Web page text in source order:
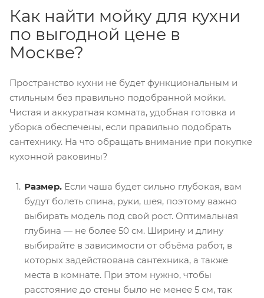
Как найти мойку для кухни
по выгодной цене в
Москве?
Пространство кухни не будет функциональным и
стильным без правильно подобранной мойки.
Чистая и аккуратная комната, удобная готовка и
уборка обеспечены, если правильно подобрать
сантехнику. На что обращать внимание при покупке
кухонной раковины?
Размер. Если чаша будет сильно глубокая, вам
будут болеть спина, руки, шея, поэтому важно
выбирать модель под свой рост. Оптимальная
глубина — не более 50 см. Ширину и длину
выбирайте в зависимости от объёма работ, в
которых задействована сантехника, а также
места в комнате. При этом нужно, чтобы
расстояние до стены было не менее 5 см, так